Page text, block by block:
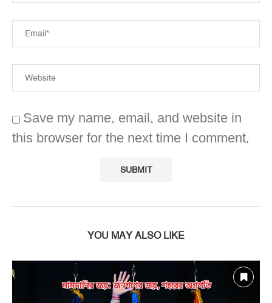
Save my name, email, and website in
this browser for the next time I comment.
YOU MAY ALSO LIKE